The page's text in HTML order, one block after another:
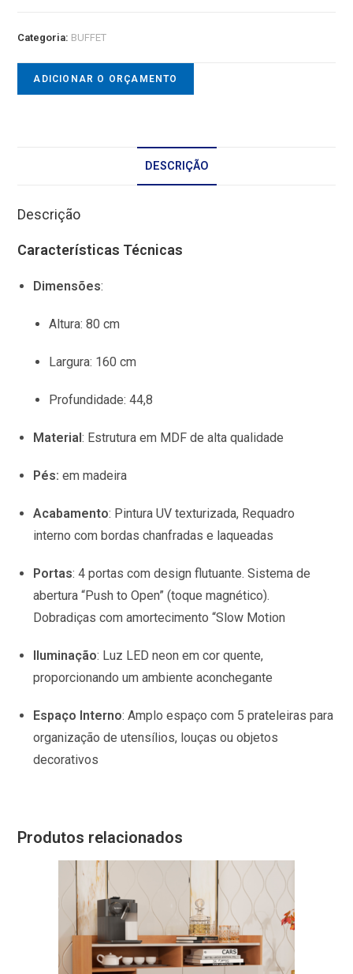
Categoria: BUFFET
ADICIONAR O ORÇAMENTO
DESCRIÇÃO
Descrição
Características Técnicas
Dimensões:
Altura:80 cm
Largura: 160 cm
Profundidade:44,8
Material: Estrutura em MDF de alta qualidade
Pés: em madeira
Acabamento: Pintura UV texturizada, Requadro
interno com bordas chanfradas e laqueadas
Portas: 4 portas com design flutuante. Sistema de
abertura “Push to Open” (toque magnético).
Dobradiças com amortecimento “Slow Motion
Iluminação: Luz LED neon em cor quente,
proporcionando um ambiente aconchegante
Espaço Interno: Amplo espaço com 5 prateleiras para
organização de utensílios, louças ou objetos
decorativos
Produtos relacionados